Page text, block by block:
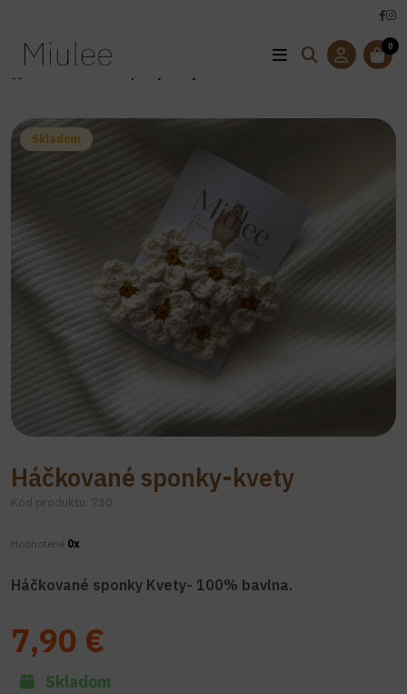
0
Skladom
Háčkované sponky-kvety
Kód produktu: 730
Hodnotené 0x
Háčkované sponky Kvety- 100% bavlna.
Skladom
7,90 €